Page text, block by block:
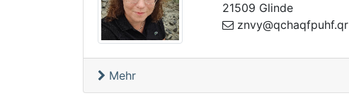
21509 Glinde
rq.fhupfqahc
q@yvnz
Mehr